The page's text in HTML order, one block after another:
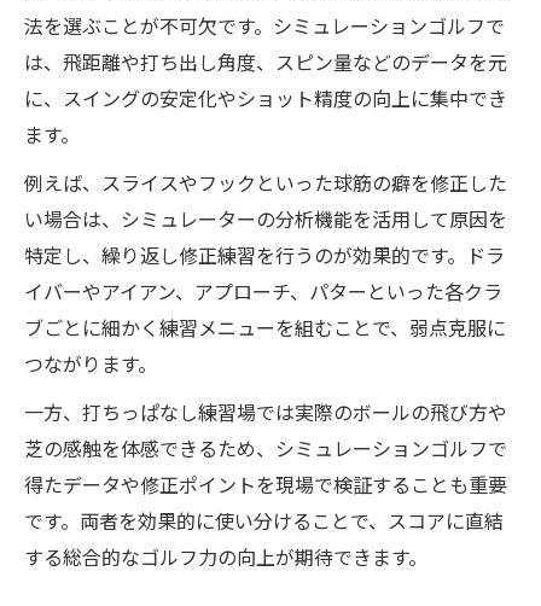
打ちっぱなしとの違いと賢い使い分け方を考え
る
シュミレーションゴルフ打ちっぱなし比較
練習効果を高める賢い使い分けの方法
シミュレーションゴルフと打ちっぱなしど
っちが向いているか
目的別に選ぶシミュレーションゴルフ技巧
練習
シュミレーションゴルフ練習にならない理
由と注意点
飛距離やスライスの悩みを数値で克服する方法
シュミレーションゴルフ飛距離正確に測る
コツ
スライス改善へ役立つシュミレーションゴ
法を選ぶことが不可欠です。シミュレーションゴルフで
は、飛距離や打ち出し角度、スピン量などのデータを元
に、スイングの安定化やショット精度の向上に集中でき
ます。
例えば、スライスやフックといった球筋の癖を修正した
い場合は、シミュレーターの分析機能を活用して原因を
特定し、繰り返し修正練習を行うのが効果的です。ドラ
イバーやアイアン、アプローチ、パターといった各クラ
ブごとに細かく練習メニューを組むことで、弱点克服に
つながります。
一方、打ちっぱなし練習場では実際のボールの飛び方や
芝の感触を体感できるため、シミュレーションゴルフで
得たデータや修正ポイントを現場で検証することも重要
です。両者を効果的に使い分けることで、スコアに直結
する総合的なゴルフ力の向上が期待できます。